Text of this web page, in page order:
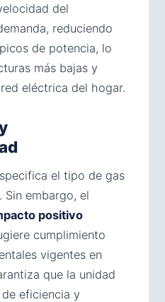
del
reduciendo
de potencia, lo
más bajas y
eléctrica del hogar.
el tipo de gas
embargo, el
positivo
cumplimiento
vigentes en
que la unidad
eficiencia y